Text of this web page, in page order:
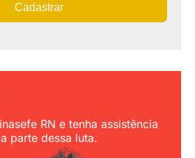
Cadastrar
RN e tenha assistência
parte dessa luta.